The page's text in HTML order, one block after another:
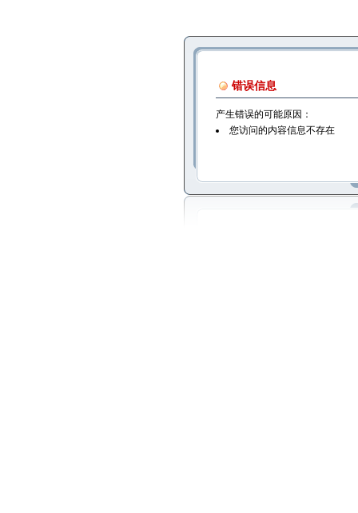
错误信息
产生错误的可能原因：
您访问的内容信息不存在